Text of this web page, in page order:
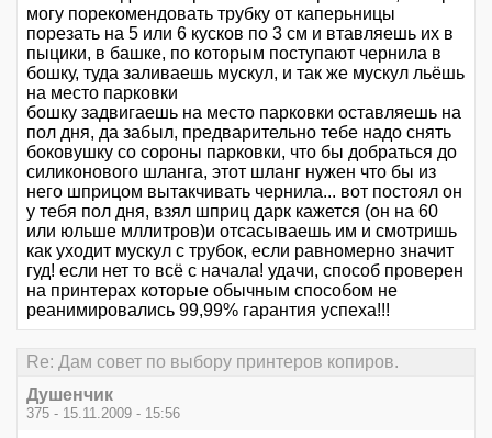
могу порекомендовать трубку от каперьницы
порезать на 5 или 6 кусков по 3 см и втавляешь их в
пыцики, в башке, по которым поступают чернила в
бошку, туда заливаешь мускул, и так же мускул льёшь
на место парковки
бошку задвигаешь на место парковки оставляешь на
пол дня, да забыл, предварительно тебе надо снять
боковушку со сороны парковки, что бы добраться до
силиконового шланга, этот шланг нужен что бы из
него шприцом вытакчивать чернила... вот постоял он
у тебя пол дня, взял шприц дарк кажется (он на 60
или юльше мллитров)и отсасываешь им и смотришь
как уходит мускул с трубок, если равномерно значит
гуд! если нет то всё с начала! удачи, способ проверен
на принтерах которые обычным способом не
реанимировались 99,99% гарантия успеха!!!
Re: Дам совет по выбору принтеров копиров.
Душенчик
375 - 15.11.2009 - 15:56